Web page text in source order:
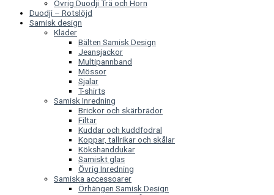
Övrig Duodji Trä och Horn
Duodji – Rotslöjd
Samisk design
Kläder
Bälten Samisk Design
Jeansjackor
Multipannband
Mössor
Sjalar
T-shirts
Samisk Inredning
Brickor och skärbrädor
Filtar
Kuddar och kuddfodral
Koppar, tallrikar och skålar
Kökshanddukar
Samiskt glas
Övrig Inredning
Samiska accessoarer
Örhängen Samisk Design